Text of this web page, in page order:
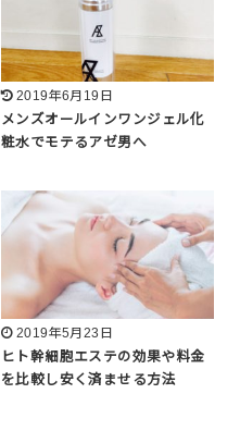
2019年6月19日
メンズオールインワンジェル化
粧水でモテるアゼ男へ
2019年5月23日
ヒト幹細胞エステの効果や料金
を比較し安く済ませる方法